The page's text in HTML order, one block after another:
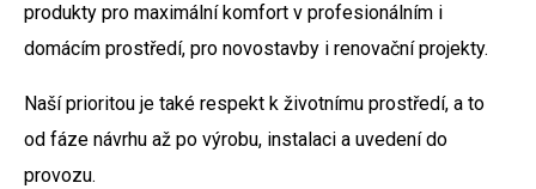
produkty pro maximální komfort v profesionálním i
domácím prostředí, pro novostavby i renovační projekty.
Naší prioritou je také respekt k životnímu prostředí, a to
od fáze návrhu až po výrobu, instalaci a uvedení do
provozu.